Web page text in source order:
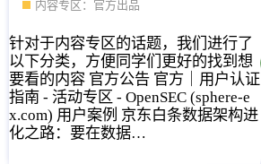
内容专区：官方出品
针对于内容专区的话题，我们进行了
以下分类，方便同学们更好的找到想
要看的内容 官方公告 官方｜用户认证
指南 - 活动专区 - OpenSEC (sphere-e
x.com) 用户案例 京东白条数据架构进
化之路：要在数据…